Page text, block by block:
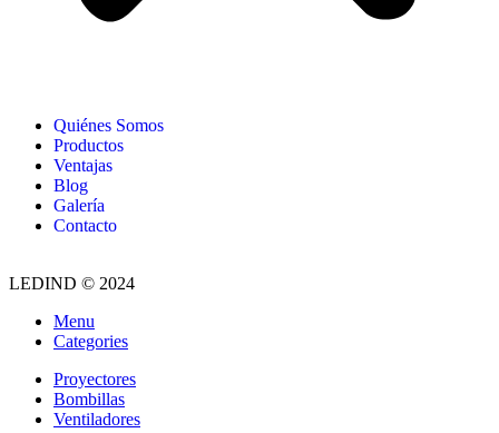
Quiénes Somos
Productos
Ventajas
Blog
Galería
Contacto
LEDIND © 2024
Menu
Categories
Proyectores
Bombillas
Ventiladores